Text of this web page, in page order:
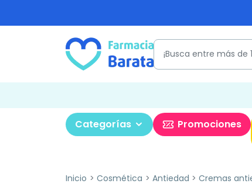
Categorías Promociones
Inicio Cosmética Antiedad Cremas